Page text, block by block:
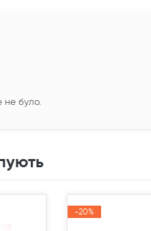
не було.
-20%
-20%